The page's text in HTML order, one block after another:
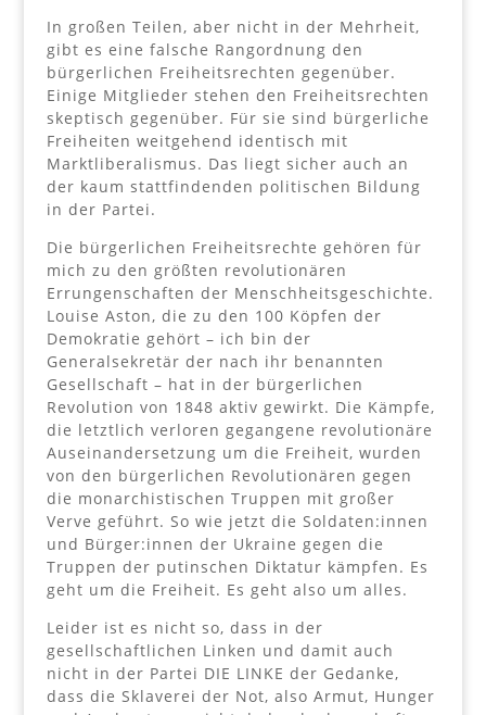
In großen Teilen, aber nicht in der Mehrheit,
gibt es eine falsche Rangordnung den
bürgerlichen Freiheitsrechten gegenüber.
Einige Mitglieder stehen den Freiheitsrechten
skeptisch gegenüber. Für sie sind bürgerliche
Freiheiten weitgehend identisch mit
Marktliberalismus. Das liegt sicher auch an
der kaum stattfindenden politischen Bildung
in der Partei.
Die bürgerlichen Freiheitsrechte gehören für
mich zu den größten revolutionären
Errungenschaften der Menschheitsgeschichte.
Louise Aston, die zu den 100 Köpfen der
Demokratie gehört – ich bin der
Generalsekretär der nach ihr benannten
Gesellschaft – hat in der bürgerlichen
Revolution von 1848 aktiv gewirkt. Die Kämpfe,
die letztlich verloren gegangene revolutionäre
Auseinandersetzung um die Freiheit, wurden
von den bürgerlichen Revolutionären gegen
die monarchistischen Truppen mit großer
Verve geführt. So wie jetzt die Soldaten:innen
und Bürger:innen der Ukraine gegen die
Truppen der putinschen Diktatur kämpfen. Es
geht um die Freiheit. Es geht also um alles.
Leider ist es nicht so, dass in der
gesellschaftlichen Linken und damit auch
nicht in der Partei DIE LINKE der Gedanke,
dass die Sklaverei der Not, also Armut, Hunger